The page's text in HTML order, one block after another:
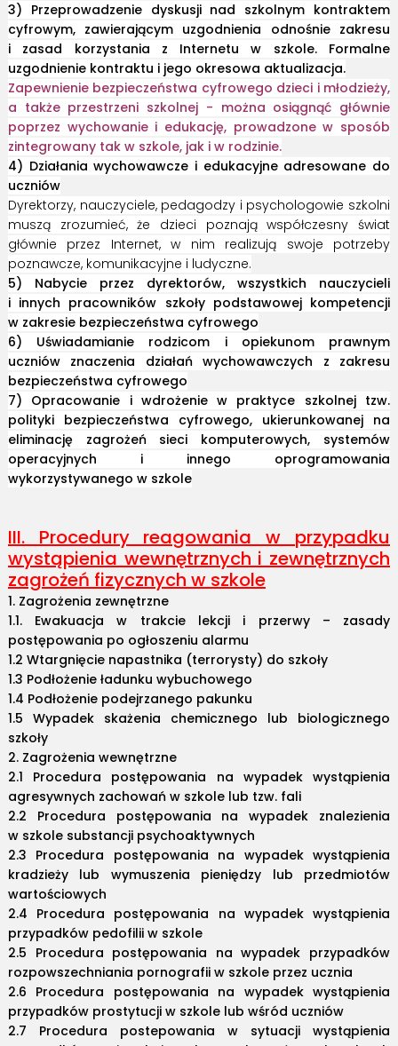
3) Przeprowadzenie dyskusji nad szkolnym kontraktem
cyfrowym, zawierającym uzgodnienia odnośnie zakresu
i zasad korzystania z Internetu w szkole. Formalne
uzgodnienie kontraktu i jego okresowa aktualizacja.
Zapewnienie bezpieczeństwa cyfrowego dzieci i młodzieży,
a także przestrzeni szkolnej - można osiągnąć głównie
poprzez wychowanie i edukację, prowadzone w sposób
zintegrowany tak w szkole, jak i w rodzinie.
4) Działania wychowawcze i edukacyjne adresowane do
uczniów
Dyrektorzy, nauczyciele, pedagodzy i psychologowie szkolni
muszą zrozumieć, że dzieci poznają współczesny świat
głównie przez Internet, w nim realizują swoje potrzeby
poznawcze, komunikacyjne i ludyczne.
5) Nabycie przez dyrektorów, wszystkich nauczycieli
i innych pracowników szkoły podstawowej kompetencji
w zakresie bezpieczeństwa cyfrowego
6) Uświadamianie rodzicom i opiekunom prawnym
uczniów znaczenia działań wychowawczych z zakresu
bezpieczeństwa cyfrowego
7) Opracowanie i wdrożenie w praktyce szkolnej tzw.
polityki bezpieczeństwa cyfrowego, ukierunkowanej na
eliminację zagrożeń sieci komputerowych, systemów
operacyjnych i innego oprogramowania
wykorzystywanego w szkole
III. Procedury reagowania w przypadku
wystąpienia wewnętrznych i zewnętrznych
zagrożeń fizycznych w szkole
1. Zagrożenia zewnętrzne
1.1. Ewakuacja w trakcie lekcji i przerwy – zasady
postępowania po ogłoszeniu alarmu
1.2 Wtargnięcie napastnika (terrorysty) do szkoły
1.3 Podłożenie ładunku wybuchowego
1.4 Podłożenie podejrzanego pakunku
1.5 Wypadek skażenia chemicznego lub biologicznego
szkoły
2. Zagrożenia wewnętrzne
2.1 Procedura postępowania na wypadek wystąpienia
agresywnych zachowań w szkole lub tzw. fali
2.2 Procedura postępowania na wypadek znalezienia
w szkole substancji psychoaktywnych
2.3 Procedura postępowania na wypadek wystąpienia
kradzieży lub wymuszenia pieniędzy lub przedmiotów
wartościowych
2.4 Procedura postępowania na wypadek wystąpienia
przypadków pedofilii w szkole
2.5 Procedura postępowania na wypadek przypadków
rozpowszechniania pornografii w szkole przez ucznia
2.6 Procedura postępowania na wypadek wystąpienia
przypadków prostytucji w szkole lub wśród uczniów
2.7 Procedura postepowania w sytuacji wystąpienia